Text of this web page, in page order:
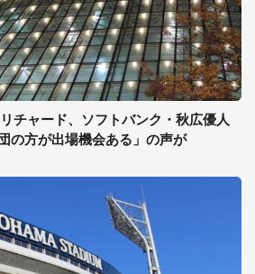
チャード、ソフトバンク・秋広優人
の方が出場機会ある」の声が